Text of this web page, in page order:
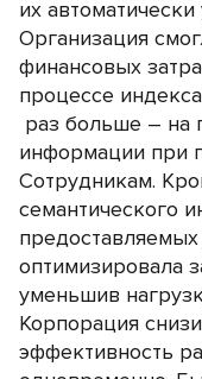
их
Организация
финансовых
процессе
раз больше – на
информации при
Сотрудникам.
семантического
оптимизировала
уменьшив
Корпорация
эффективность